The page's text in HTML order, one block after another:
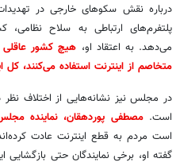
درباره نقش سکوهای خارجی در
پلتفرم‌های ارتباطی به سلاح
می‌دهد. به اعتقاد او، هیچ کشور عاقلی
متخاصم از اینترنت استفاده می‌کنند، کل
در مجلس نیز نشانه‌هایی از اختلاف نظر
است.مصطفی پوردهقان، نماینده
است مردم به قطع اینترنت عادت
گفته او، برخی نمایندگان حتی بازگشایی